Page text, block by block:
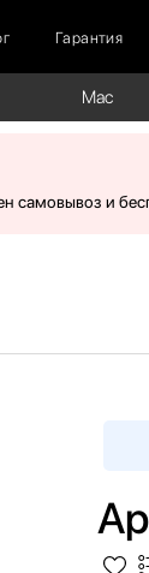
Гарантия
Mac
и